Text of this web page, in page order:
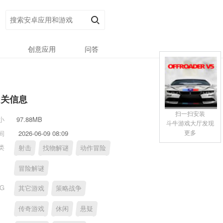
创意应用 问答
信息
97.88MB
2026-06-09 08:09
射击 找物解谜 动作冒险
冒险解谜
其它游戏 策略战争
传奇游戏 休闲 悬疑
扫一扫安装
斗牛游戏大厅发现
更多